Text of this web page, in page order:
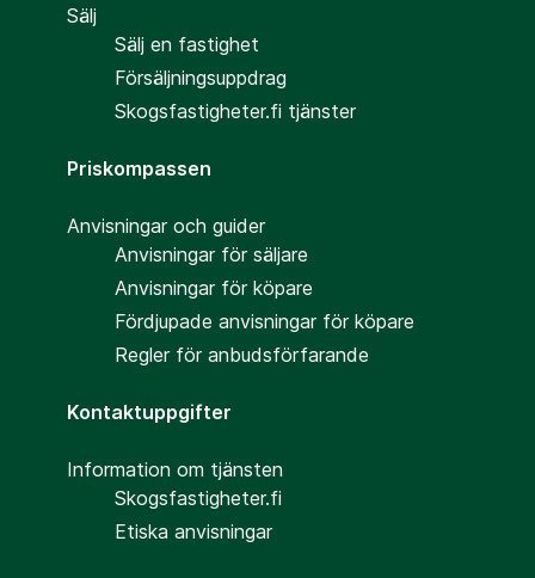
Sälj
Sälj en fastighet
Försäljningsuppdrag
Skogsfastigheter.fi tjänster
Priskompassen
Anvisningar och guider
Anvisningar för säljare
Anvisningar för köpare
Fördjupade anvisningar för köpare
Regler för anbudsförfarande
Kontaktuppgifter
Information om tjänsten
Skogsfastigheter.fi
Etiska anvisningar